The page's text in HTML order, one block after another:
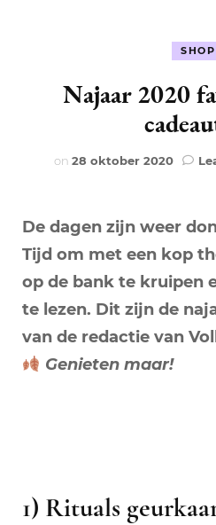
SHOP
Najaar 2020
on 28 oktober 2020
De dagen zijn weer
Tijd om met een kop
op de bank te kruipen
te lezen. Dit zijn de
van de redactie van
Genieten maar!
1) Rituals